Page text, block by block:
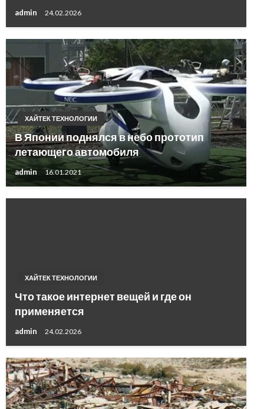
admin 24.02.2026
ХАЙТЕК ТЕХНОЛОГИИ
В Японии поднялся в небо прототип
летающего автомобиля
admin 16.01.2021
ХАЙТЕК ТЕХНОЛОГИИ
Что такое интернет вещей и где он
применяется
admin 24.02.2026